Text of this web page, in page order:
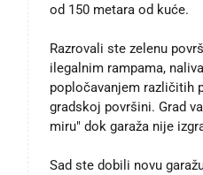
od 150 metara od kuće.
Razrovali ste zelenu
ilegalnim rampama,
popločavanjem različitih
gradskoj površini. Grad
miru" dok garaža nije
Sad ste dobili novu